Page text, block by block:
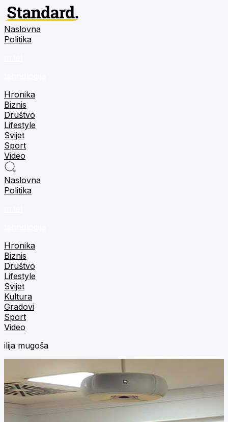
Naslovna
Politika
Hronika
Biznis
Društvo
Lifestyle
Svijet
Sport
Video
Naslovna
Politika
Hronika
Biznis
Društvo
Lifestyle
Svijet
Kultura
Gradovi
Sport
Video
ilija mugoša